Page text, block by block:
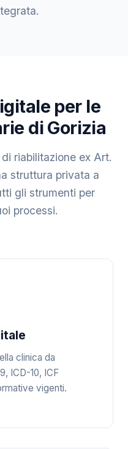
per le
di Gorizia
riabilitazione ex Art.
struttura privata a
gli strumenti per
processi.
clinica da
ICD-10, ICF
vigenti.